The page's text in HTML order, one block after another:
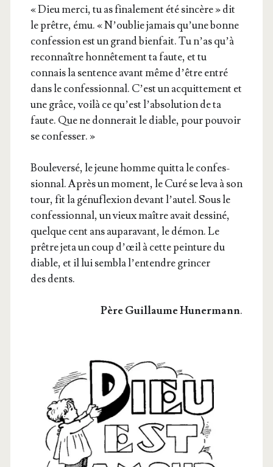
« Dieu mer­ci, tu as fina­le­ment été sin­cère » dit
le prêtre, ému. « N’oublie jamais qu’une bonne
confes­sion est un grand bien­fait. Tu n’as qu’à
recon­naître hon­nê­te­ment ta faute, et tu
connais la sen­tence avant même d’être entré
dans le confes­sion­nal. C’est un acquit­te­ment et
une grâce, voi­là ce qu’est l’absolution de ta
faute. Que ne don­ne­rait le diable, pour pou­voir
se confesser. »
Bou­le­ver­sé, le jeune homme quit­ta le confes­
sion­nal. Après un moment, le Curé se leva à son
tour, fit la génu­flexion devant l’autel. Sous le
confes­sion­nal, un vieux maître avait des­si­né,
quelque cent ans aupa­ra­vant, le démon. Le
prêtre jeta un coup d’œil à cette pein­ture du
diable, et il lui sem­bla l’entendre grin­cer
des dents.
Père Guillaume Huner­mann.